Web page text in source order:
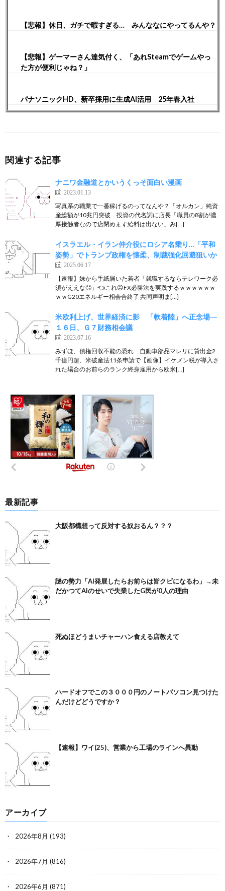
【悲報】休日、ガチで暇すぎる… みんななにやってるんや？
【悲報】ゲーマーさん達気付く、「あれSteamでゲームやっ
た方が便利じゃね？」
パナソニックHD、新卒採用に生成AI活用 25年春入社
関連する記事
ナニワ金融道とかいうくっそ面白い漫画
2023.01.13
写真系の職業で一番稼げるのってなんや？「オルカン」純資
産総額が10兆円突破 投資の代名詞に店長「職員の8割が濃
厚接触者なので店閉めます給料は出ない」み[…]
イスラエル・イラン仲介役にロシア名乗り…「平和
姿勢」でトランプ政権を懐柔、制裁強化回避狙いか
2025.06.17
【速報】妹から手紙届いた若者「就職するならテレワーク必
須がええな🙄」👈これ😡FX必勝法を実践するｗｗｗｗｗｗ
ｗｗG20エネルギー相会合終了 共同声明ま[…]
米欧利上げ、世界経済に影 「軟着陸」へ正念場―
１６日、Ｇ７財務相会議
2023.07.16
みずほ、債権回収不能の恐れ 自動車部品マレリに貸出金2
千億円超、米破産法11条申請で【画像】イケメン税が導入さ
れた場合のお前らのランク終身雇用から欧米[…]
最新記事
大阪都構想って反対する奴おるん？？？
謎の勢力「AI発展したらお前らは皆クビになるわ」→未
だかつてAIのせいで失業したG民が0人の理由
死ぬほどうまいチャーハン食える店教えて
ハードオフでこの３０００円のノートパソコン見つけた
んだけどどうですか？
【速報】ワイ(25)、営業から工場のラインへ異動
アーカイブ
2026年8月 (193)
2026年7月 (816)
2026年6月 (871)